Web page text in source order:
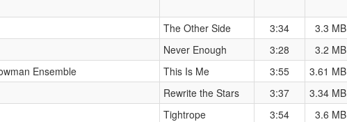
The Other Side 3:34
3.3 MB
Never Enough 3:28
3.2 MB
Ensemble This Is Me 3:55
3.61 MB
Rewrite the Stars 3:37
3.34 MB
Tightrope 3:54 3.6 MB